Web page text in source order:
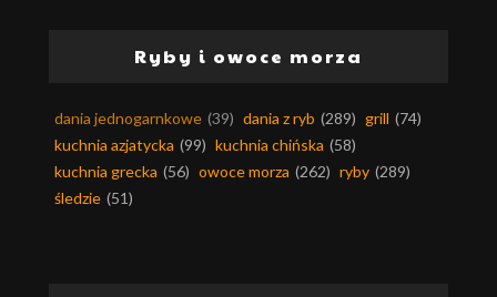
Ryby i owoce morza
dania jednogarnkowe (39) dania z ryb (289) grill (74)
kuchnia azjatycka (99) kuchnia chińska (58)
kuchnia grecka (56) owoce morza (262) ryby (289)
śledzie (51)